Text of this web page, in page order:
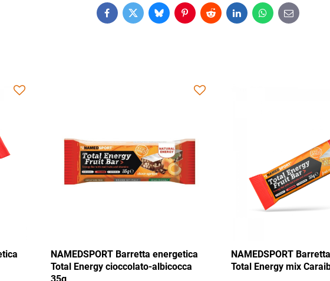
FacebookTwitterBlueskyPinterestRedditLinkedInWhatsApp
E-
mail
NAMEDSPORT Barretta energetica
Total Energy mix Tango 35g
NAMEDSPORT Barretta
Total Energy cioccolato-